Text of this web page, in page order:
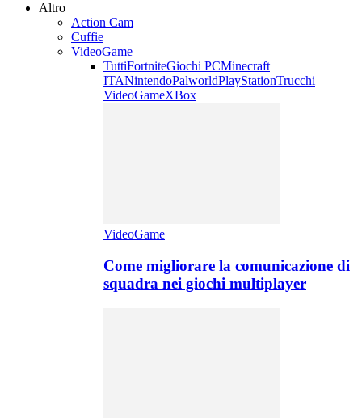
Altro
Action Cam
Cuffie
VideoGame
TuttiFortniteGiochi PCMinecraft
ITANintendoPalworldPlayStationTrucchi
VideoGameXBox
VideoGame
Come migliorare la comunicazione di
squadra nei giochi multiplayer